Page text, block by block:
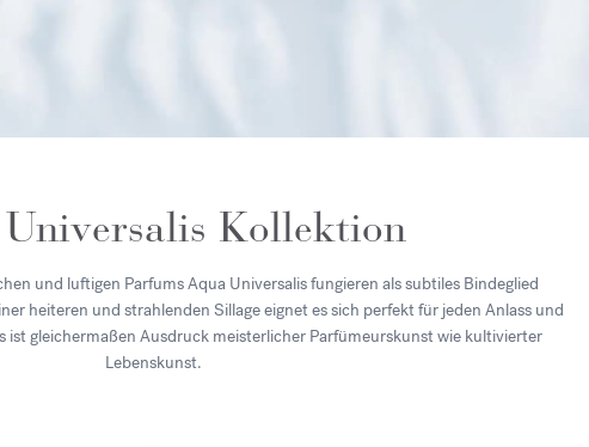
Kollektion
und luftigen Parfums Aqua Universalis fungieren als subtiles Bindeglied
heiteren und strahlenden Sillage eignet es sich perfekt für jeden Anlass und
ist gleichermaßen Ausdruck meisterlicher Parfümeurskunst wie kultivierter
Lebenskunst.